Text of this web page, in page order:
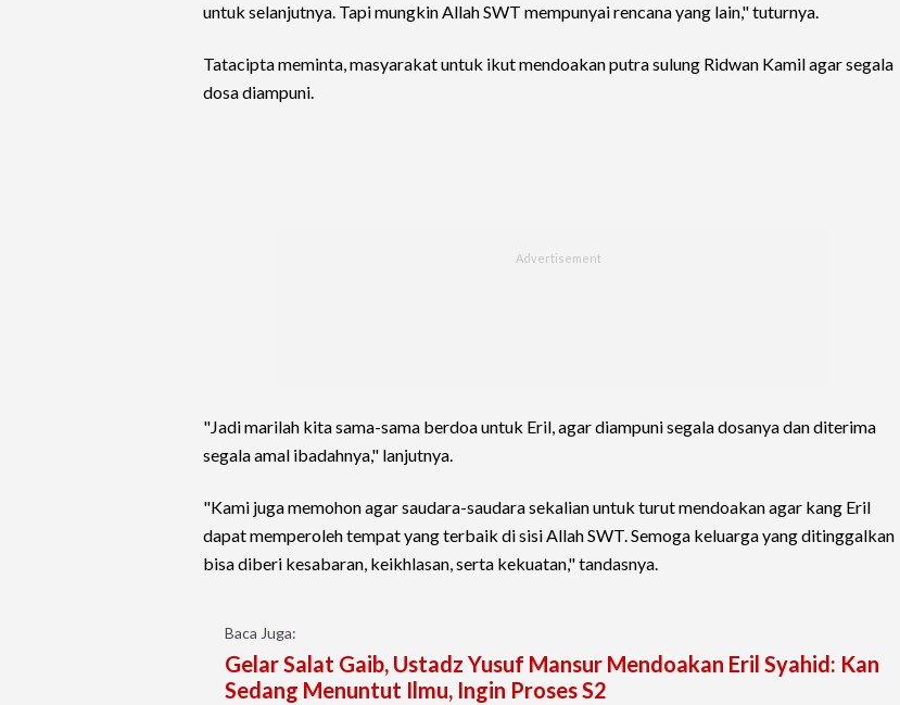
untuk selanjutnya. Tapi mungkin Allah SWT mempunyai rencana yang lain," tuturnya.
Tatacipta meminta, masyarakat untuk ikut mendoakan putra sulung Ridwan Kamil agar segala
dosa diampuni.
"Jadi marilah kita sama-sama berdoa untuk Eril, agar diampuni segala dosanya dan diterima
segala amal ibadahnya," lanjutnya.
"Kami juga memohon agar saudara-saudara sekalian untuk turut mendoakan agar kang Eril
dapat memperoleh tempat yang terbaik di sisi Allah SWT. Semoga keluarga yang ditinggalkan
bisa diberi kesabaran, keikhlasan, serta kekuatan," tandasnya.
Baca Juga:
Gelar Salat Gaib, Ustadz Yusuf Mansur Mendoakan Eril Syahid: Kan
Sedang Menuntut Ilmu, Ingin Proses S2